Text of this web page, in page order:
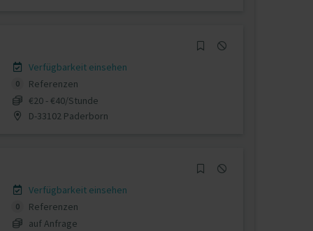
Verfügbarkeit einsehen
0
Referenzen
€20 - €40/Stunde
D-33102 Paderborn
Verfügbarkeit einsehen
0
Referenzen
auf Anfrage